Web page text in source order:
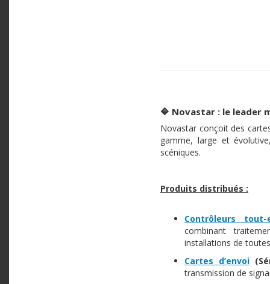
🔷 Novastar : le leader
Novastar conçoit des
gamme, large et
scéniques.​
Produits distribués :
Contrôleurs tout-
combinant
installations de
Cartes d’envoi
transmission de